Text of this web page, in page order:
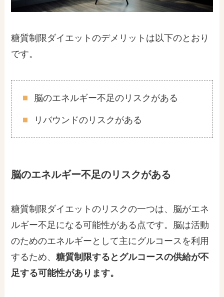
糖質制限ダイエットのデメリットは以下のとおり
です。
脳のエネルギー不足のリスクがある
リバウンドのリスクがある
脳のエネルギー不足のリスクがある
糖質制限ダイエットのリスクの一つは、脳がエネ
ルギー不足になる可能性がある点です。脳は活動
のためのエネルギーとして主にグルコースを利用
するため、糖質制限するとグルコースの供給が不
足する可能性があります。